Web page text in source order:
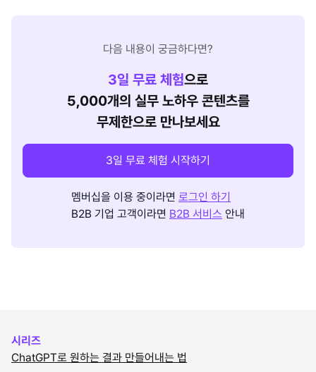
다음 내용이 궁금하다면?
3일 무료 체험으로
5,000개의 실무 노하우 콘텐츠를
무제한으로 만나보세요
3일 무료 체험 시작하기
멤버십을 이용 중이라면 로그인 하기
B2B 기업 고객이라면 B2B 서비스 안내
시리즈
ChatGPT로 원하는 결과 만들어내는 법